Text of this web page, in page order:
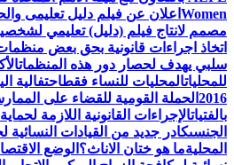
Women اعلان عن فيلم دليل تعليمى
مصمم لانتاج فيلم (دليل) تعليمي
اتخاذ اجراءات قانونية بحق بعض
سلبي يهدف لحصار دور هذه المنظمات
للمحلياتالمحليات للنساء فقطاحتفالية
2016 الحملة القومية للقضاء على
بالفتياتالإجراءات القانونية اللازمة
الجنسىكادر جديد من القيادات النسائية
المحليةما هو ختان الاناث؟ الوضع